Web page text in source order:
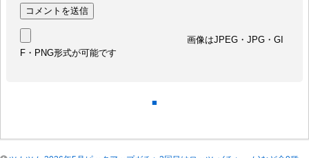
画像はJPEG・JPG・GI
F・PNG形式が可能です
■